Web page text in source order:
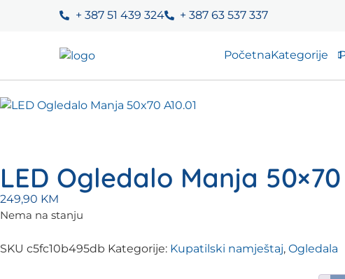
+ 387 51 439 324 + 387 63 537 337
PočetnaKategorije
LED Ogledalo Manja 50×70
249,90 KM
Nema na stanju
SKU c5fc10b495db Kategorije: Kupatilski namještaj, Ogledala